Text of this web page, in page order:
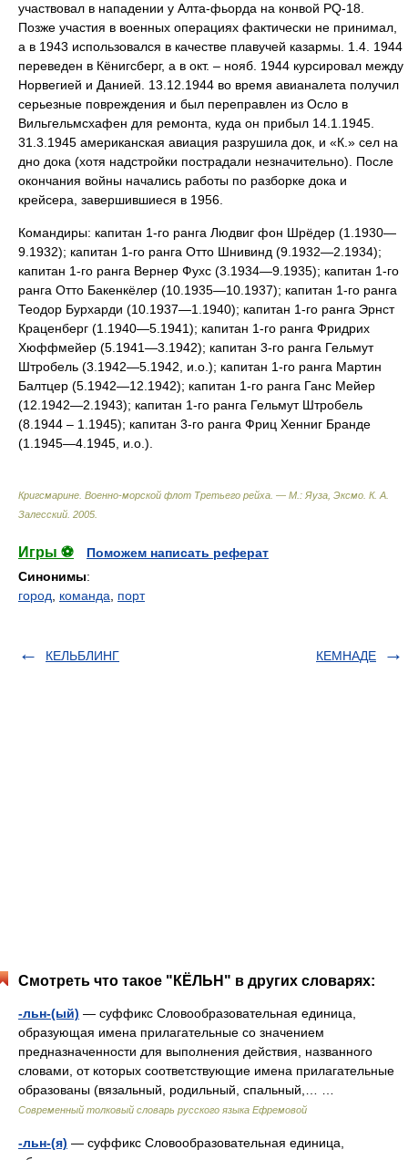
участвовал в нападении у Алта-фьорда на конвой PQ-18.
Позже участия в военных операциях фактически не принимал,
а в 1943 использовался в качестве плавучей казармы. 1.4. 1944
переведен в Кёнигсберг, а в окт. – нояб. 1944 курсировал между
Норвегией и Данией. 13.12.1944 во время авианалета получил
серьезные повреждения и был переправлен из Осло в
Вильгельмсхафен для ремонта, куда он прибыл 14.1.1945.
31.3.1945 американская авиация разрушила док, и «К.» сел на
дно дока (хотя надстройки пострадали незначительно). После
окончания войны начались работы по разборке дока и
крейсера, завершившиеся в 1956.
Командиры: капитан 1-го ранга Людвиг фон Шрёдер (1.1930—
9.1932); капитан 1-го ранга Отто Шнивинд (9.1932—2.1934);
капитан 1-го ранга Вернер Фухс (3.1934—9.1935); капитан 1-го
ранга Отто Бакенкёлер (10.1935—10.1937); капитан 1-го ранга
Теодор Бурхарди (10.1937—1.1940); капитан 1-го ранга Эрнст
Краценберг (1.1940—5.1941); капитан 1-го ранга Фридрих
Хюффмейер (5.1941—3.1942); капитан 3-го ранга Гельмут
Штробель (3.1942—5.1942, и.о.); капитан 1-го ранга Мартин
Балтцер (5.1942—12.1942); капитан 1-го ранга Ганс Мейер
(12.1942—2.1943); капитан 1-го ранга Гельмут Штробель
(8.1944 – 1.1945); капитан 3-го ранга Фриц Хенниг Бранде
(1.1945—4.1945, и.о.).
Кригсмарине. Военно-морской флот Третьего рейха. — М.: Яуза, Эксмо К. А.
Залесский 2005
Игры ⚽
Поможем написать реферат
Синонимы:
город
команда порт
КЕЛЬБЛИНГ КЕМНАДЕ
Смотреть что такое "КЁЛЬН" в других словарях:
-льн-(ый) — суффикс Словообразовательная единица,
образующая имена прилагательные со значением
предназначенности для выполнения действия, названного
словами, от которых соответствующие имена прилагательные
образованы (вязальный, родильный, спальный,… …
Современный толковый словарь русского языка Ефремовой
-льн-(я) — суффикс Словообразовательная единица,